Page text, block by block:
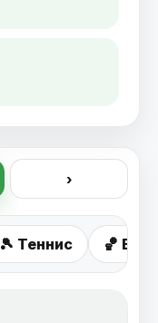
›
🎾 Теннис 🏀